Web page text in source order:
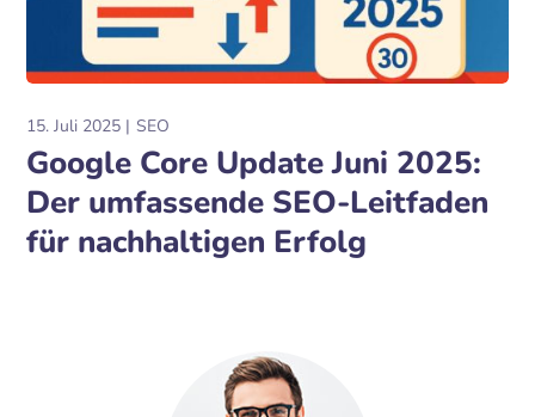
15. Juli 2025 SEO
Google Core Update Juni 2025:
Der umfassende SEO-Leitfaden
für nachhaltigen Erfolg